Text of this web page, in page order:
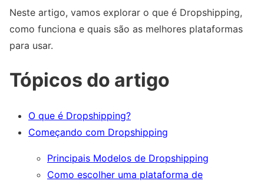
Neste artigo, vamos explorar o que é Dropshipping,
como funciona e quais são as melhores plataformas
para usar.
Tópicos do artigo
O que é Dropshipping?
Começando com Dropshipping
Principais Modelos de Dropshipping
Como escolher uma plataforma de